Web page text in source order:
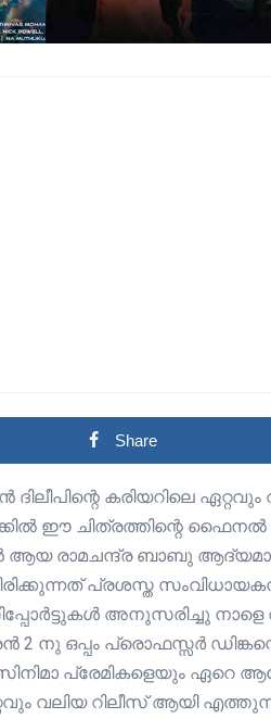
Share
കരിയറിലെ
ഈ ചിത്രത്തിന്റെ
രാമചന്ദ്ര ബാബു
പ്രശസ്ത
അനുസരിച്ചു
2 നു ഒപ്പം പ്രൊഫസ്സർ
പ്രേമികളെയും ഏറെ
വലിയ റിലീസ് ആയി